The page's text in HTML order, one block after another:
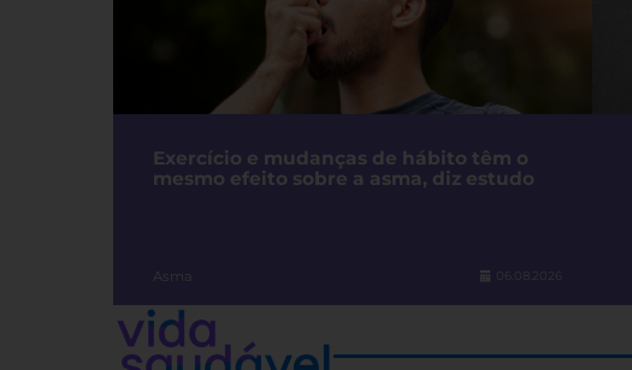
Exercício e mudanças de hábito têm o
mesmo efeito sobre a asma, diz estudo
Asma 06.08.2026